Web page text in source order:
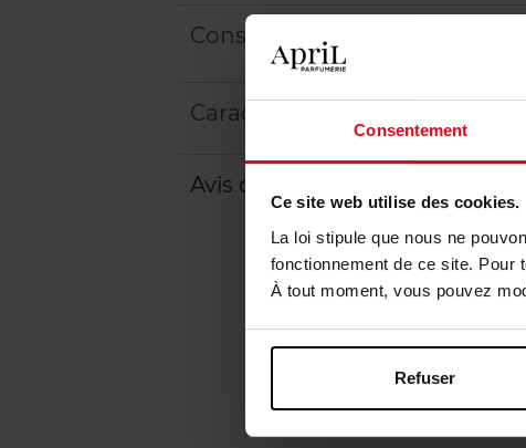
Consentement
Ce site web utilise des cookies.
La loi stipule que nous ne
fonctionnement de ce site. Pour
À tout moment, vous pouvez
Refuser
Conseil d'utilisation
Caractéristiques
Avis client